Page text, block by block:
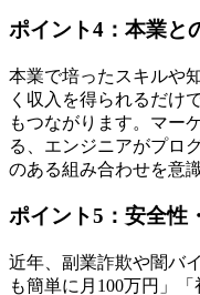
ポイント4：本業と
本業で培ったスキルや
く収入を得られるだけ
もつながります。マー
る、エンジニアがプロ
のある組み合わせを意
ポイント5：安全性
近年、副業詐欺や闇バ
も簡単に月100万円」